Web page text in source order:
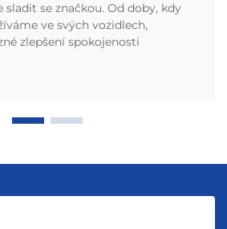
se značkou. Od doby, kdy
ve svých vozidlech,
zlepšení spokojenosti